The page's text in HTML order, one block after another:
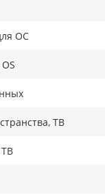
ОС
TB